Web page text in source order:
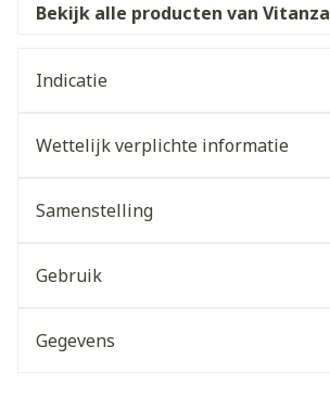
Bekijk alle producten van Vitanza
Indicatie
Wettelijk verplichte informatie
Samenstelling
Gebruik
Gegevens